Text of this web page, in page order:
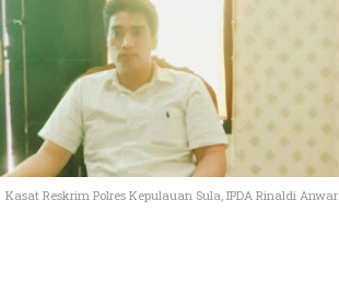
Kasat Reskrim Polres Kepulauan Sula, IPDA Rinaldi Anwar